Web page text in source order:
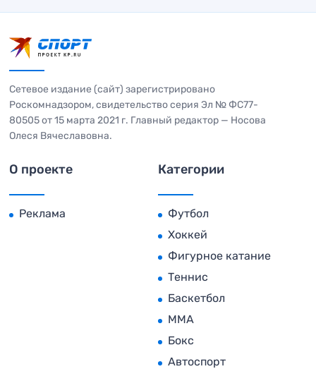
Сетевое издание (сайт) зарегистрировано
Роскомнадзором, свидетельство серия Эл № ФС77-
80505 от 15 марта 2021 г. Главный редактор — Носова
Олеся Вячеславовна.
О проекте
Реклама
Категории
Футбол
Хоккей
Фигурное катание
Теннис
Баскетбол
MMA
Бокс
Автоспорт